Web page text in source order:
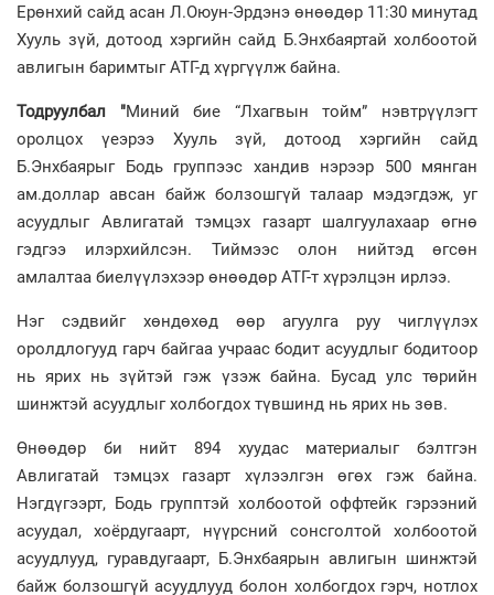
Ерөнхий сайд асан Л.Оюун-Эрдэнэ өнөөдөр 11:30 минутад
Хууль зүй, дотоод хэргийн сайд Б.Энхбаяртай холбоотой
авлигын баримтыг АТГ-д хүргүүлж байна.
Тодруулбал "Миний бие “Лхагвын тойм” нэвтрүүлэгт
оролцох үеэрээ Хууль зүй, дотоод хэргийн сайд
Б.Энхбаярыг Бодь группээс хандив нэрээр 500 мянган
ам.доллар авсан байж болзошгүй талаар мэдэгдэж, уг
асуудлыг Авлигатай тэмцэх газарт шалгуулахаар өгнө
гэдгээ илэрхийлсэн. Тиймээс олон нийтэд өгсөн
амлалтаа биелүүлэхээр өнөөдөр АТГ-т хүрэлцэн ирлээ.
Нэг сэдвийг хөндөхөд өөр агуулга руу чиглүүлэх
оролдлогууд гарч байгаа учраас бодит асуудлыг бодитоор
нь ярих нь зүйтэй гэж үзэж байна. Бусад улс төрийн
шинжтэй асуудлыг холбогдох түвшинд нь ярих нь зөв.
Өнөөдөр би нийт 894 хуудас материалыг бэлтгэн
Авлигатай тэмцэх газарт хүлээлгэн өгөх гэж байна.
Нэгдүгээрт, Бодь групптэй холбоотой оффтейк гэрээний
асуудал, хоёрдугаарт, нүүрсний сонсголтой холбоотой
асуудлууд, гуравдугаарт, Б.Энхбаярын авлигын шинжтэй
байж болзошгүй асуудлууд болон холбогдох гэрч, нотлох